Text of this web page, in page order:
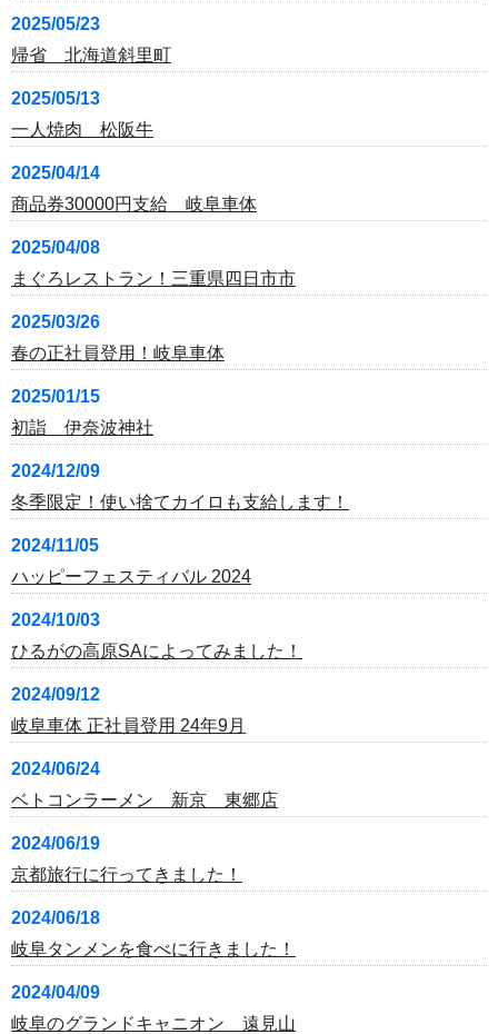
2025/05/23
帰省 北海道斜里町
2025/05/13
一人焼肉 松阪牛
2025/04/14
商品券30000円支給 岐阜車体
2025/04/08
まぐろレストラン！三重県四日市市
2025/03/26
春の正社員登用！岐阜車体
2025/01/15
初詣 伊奈波神社
2024/12/09
冬季限定！使い捨てカイロも支給します！
2024/11/05
ハッピーフェスティバル 2024
2024/10/03
ひるがの高原SAによってみました！
2024/09/12
岐阜車体 正社員登用 24年9月
2024/06/24
ベトコンラーメン 新京 東郷店
2024/06/19
京都旅行に行ってきました！
2024/06/18
岐阜タンメンを食べに行きました！
2024/04/09
岐阜のグランドキャニオン 遠見山